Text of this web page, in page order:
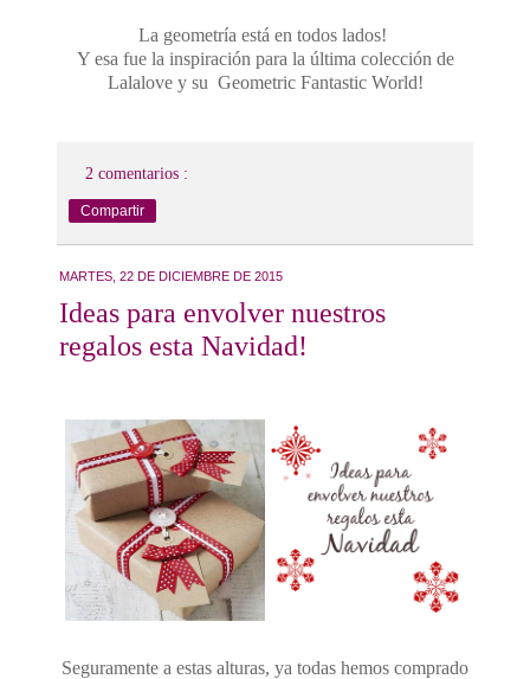
La geometría está en todos lados!
Y esa fue la inspiración para la última colección de
Lalalove y su Geometric Fantastic World!
2 comentarios :
Compartir
MARTES, 22 DE DICIEMBRE DE 2015
Ideas para envolver nuestros
regalos esta Navidad!
Seguramente a estas alturas, ya todas hemos comprado